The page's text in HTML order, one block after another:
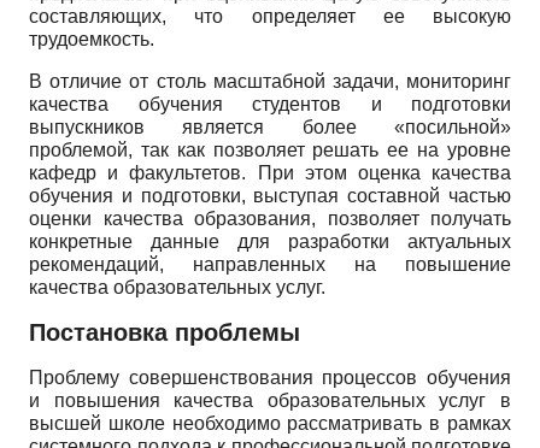
составляющих, что определяет ее высокую
трудоемкость.
В отличие от столь масштабной задачи, мониторинг
качества обучения студентов и подготовки
выпускников является более «посильной»
проблемой, так как позволяет решать ее на уровне
кафедр и факультетов. При этом оценка качества
обучения и подготовки, выступая составной частью
оценки качества образования, позволяет получать
конкретные данные для разработки актуальных
рекомендаций, направленных на повышение
качества образовательных услуг.
Постановка проблемы
Проблему совершенствования процессов обучения
и повышения качества образовательных услуг в
высшей школе необходимо рассматривать в рамках